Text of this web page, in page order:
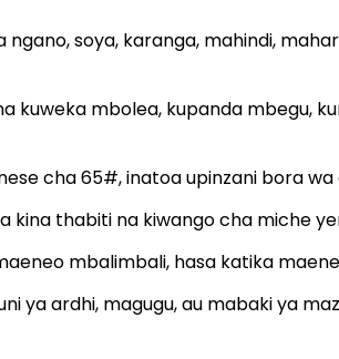
ngano, soya, karanga, mahindi,
kuweka mbolea, kupanda mbegu,
cha 65#, inatoa upinzani bora wa
kina thabiti na kiwango cha miche
mbalimbali, hasa katika
ya ardhi, magugu, au mabaki ya